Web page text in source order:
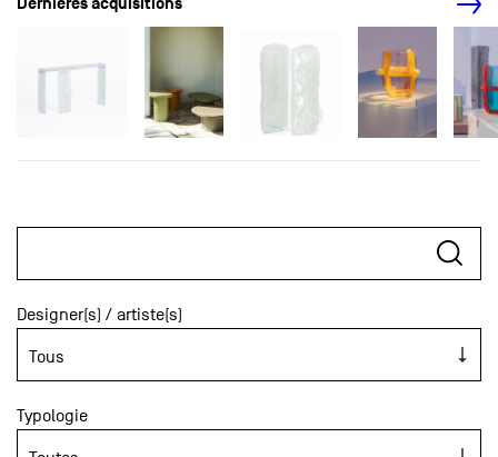
Designer(s) / artiste(s)
Typologie